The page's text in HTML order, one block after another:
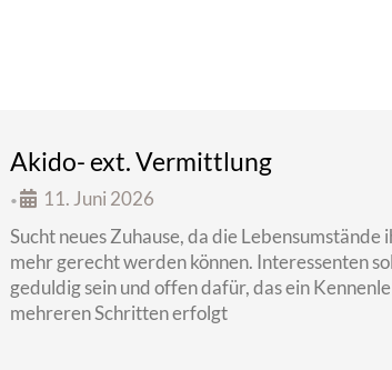
Akido- ext. Vermittlung
•
11. Juni 2026
Sucht neues Zuhause, da die Lebensumstände
mehr gerecht werden können. Interessenten
geduldig sein und offen dafür, das ein
mehreren Schritten erfolgt